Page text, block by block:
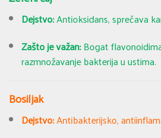
Dejstvo:Antioksidans, sprečava
Zašto je važan:Bogat
razmnožavanje bakterija u ustima.
Bosiljak
Dejstvo:Antibakterijsko,